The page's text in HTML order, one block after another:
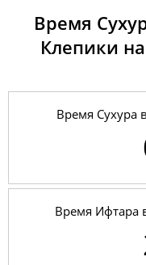
Время
Клепики
Время Сухура
Время Ифтара